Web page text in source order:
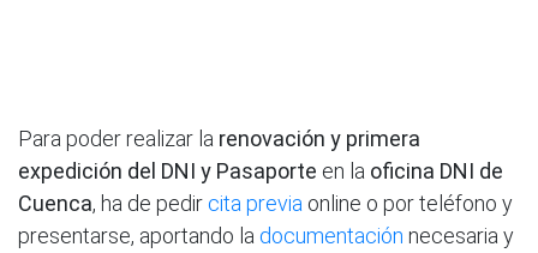
Para poder realizar la renovación y primera
expedición del DNI y Pasaporte en la oficina DNI de
Cuenca, ha de pedir cita previa online o por teléfono y
presentarse, aportando la documentación necesaria y